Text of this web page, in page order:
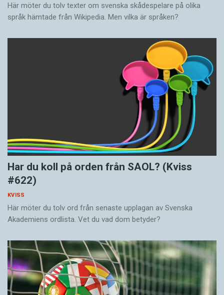
Här möter du tolv texter om svenska skådespelare på olika
språk hämtade från Wikipedia. Men vilka är språken?
Har du koll på orden från SAOL? (Kviss
#622)
KVISS
Här möter du tolv ord från senaste upplagan av Svenska
Akademiens ordlista. Vet du vad dom betyder?